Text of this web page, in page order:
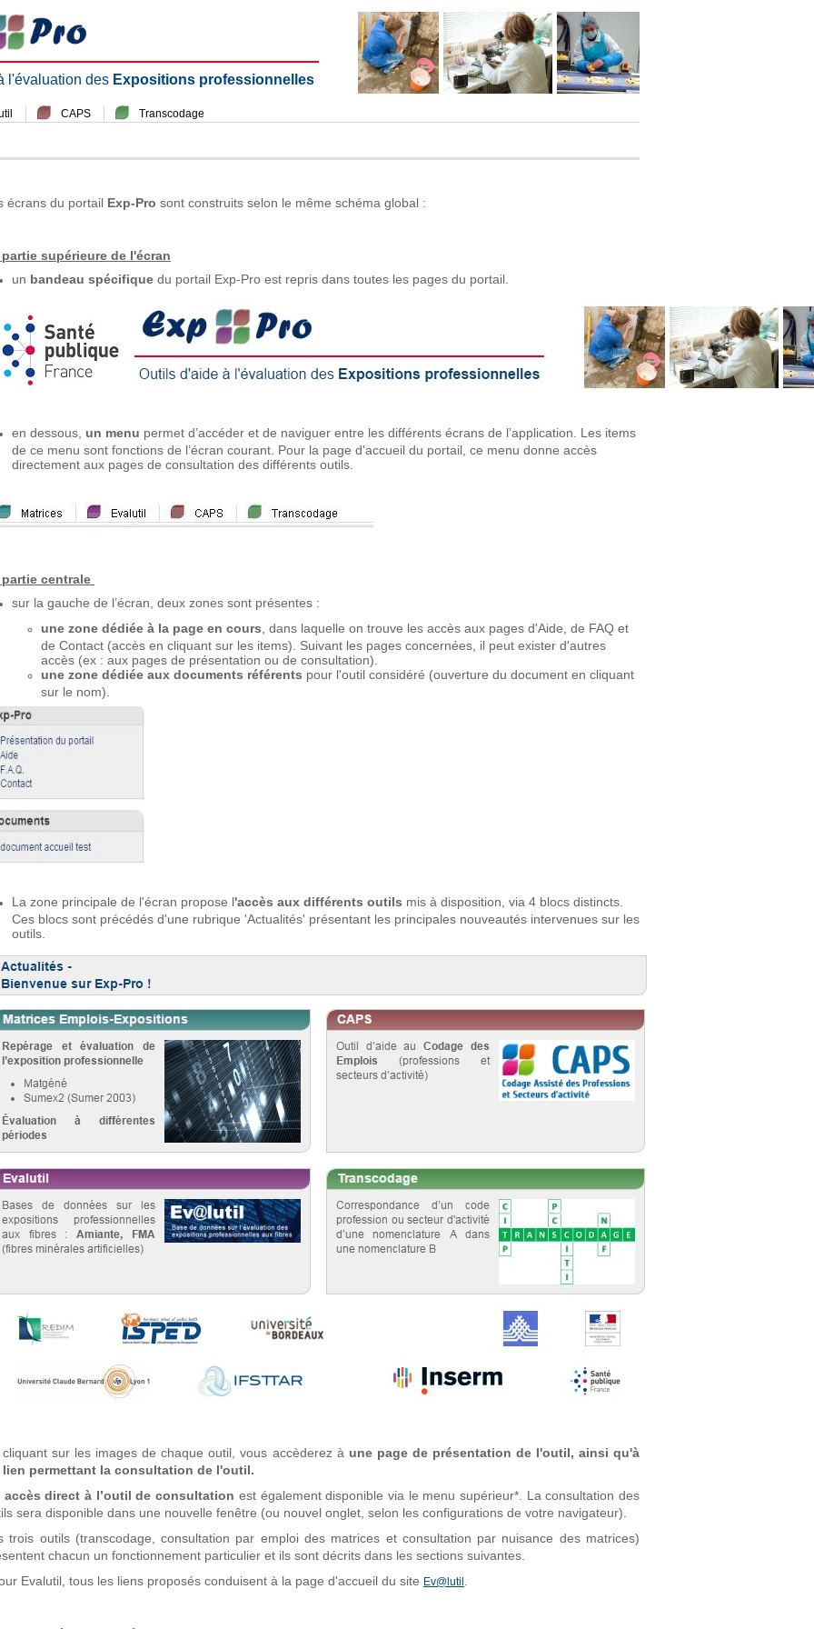
l'évaluation des Expositions professionnelles
CAPS Transcodage
écrans du portail Exp-Pro sont construits selon le même schéma global :
supérieure de l'écran
un bandeau spécifique du portail Exp-Pro est repris dans toutes les pages du portail.
en dessous, un menu permet d’accéder et de naviguer entre les différents écrans de l’application. Les items
de ce menu sont fonctions de l’écran courant. Pour la page d'accueil du portail, ce menu donne accès
directement aux pages de consultation des différents outils.
centrale
sur la gauche de l’écran, deux zones sont présentes :
une zone dédiée à la page en cours , dans laquelle on trouve les accès aux pages d'Aide, de FAQ et
de Contact (accès en cliquant sur les items). Suivant les pages concernées, il peut exister d'autres
accès (ex : aux pages de présentation ou de consultation).
une zone dédiée aux documents référents pour l'outil considéré (ouverture du document en cliquant
sur le nom).
La zone principale de l'écran propose l'accès aux différents outils mis à disposition, via 4 blocs distincts.
Ces blocs sont précédés d'une rubrique 'Actualités' présentant les principales nouveautés intervenues sur les
outils.
cliquant sur les images de chaque outil, vous accèderez à une page de présentation de l'outil, ainsi qu'à
lien permettant la consultation de l'outil.
accès direct à l’outil de consultation est également disponible via le menu supérieur*. La consultation des
sera disponible dans une nouvelle fenêtre (ou nouvel onglet, selon les configurations de votre navigateur).
trois outils (transcodage, consultation par emploi des matrices et consultation par nuisance des matrices)
chacun un fonctionnement particulier et ils sont décrits dans les sections suivantes.
Evalutil, tous les liens proposés conduisent à la page d'accueil du site Ev@lutil